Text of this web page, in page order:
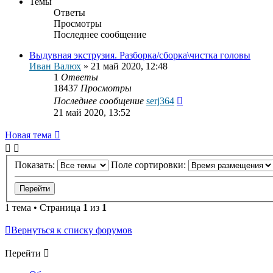
Ответы
Просмотры
Последнее сообщение
Выдувная экструзия. Разборка/сборка\чистка головы
Иван Валюх » 21 май 2020, 12:48
1 Ответы
18437 Просмотры
Последнее сообщение serj364
21 май 2020, 13:52
Новая тема
Показать: Поле сортировки:
1 тема • Страница 1 из 1
Вернуться к списку форумов
Перейти